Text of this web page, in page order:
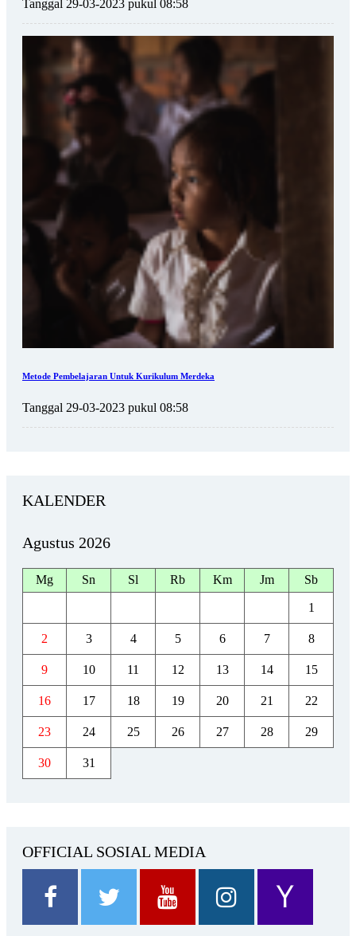
Tanggal 29-03-2023 pukul 08:58
Metode Pembelajaran Untuk Kurikulum Merdeka
Tanggal 29-03-2023 pukul 08:58
KALENDER
Agustus 2026
Mg Sn Sl Rb Km Jm Sb
1
2 3 4 5 6 7 8
9 10 11 12 13 14 15
16 17 18 19 20 21 22
23 24 25 26 27 28 29
30 31
OFFICIAL SOSIAL MEDIA